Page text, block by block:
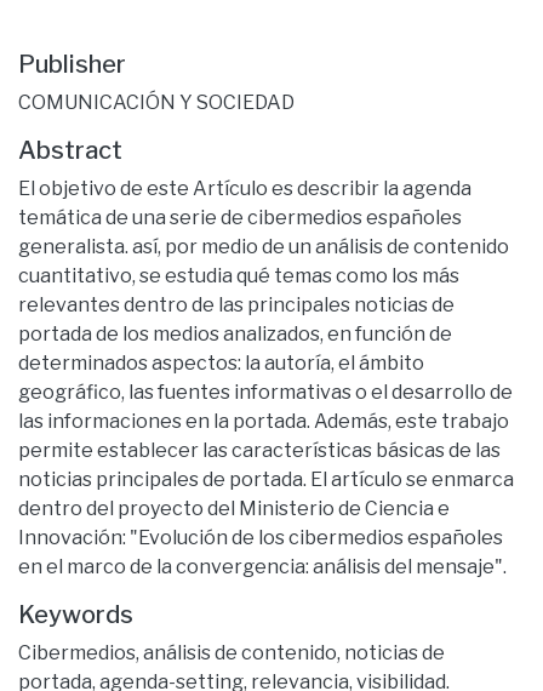
Publisher
COMUNICACIÓN Y SOCIEDAD
Abstract
El objetivo de este Artículo es describir la agenda
temática de una serie de cibermedios españoles
generalista. así, por medio de un análisis de contenido
cuantitativo, se estudia qué temas como los más
relevantes dentro de las principales noticias de
portada de los medios analizados, en función de
determinados aspectos: la autoría, el ámbito
geográfico, las fuentes informativas o el desarrollo de
las informaciones en la portada. Además, este trabajo
permite establecer las características básicas de las
noticias principales de portada. El artículo se enmarca
dentro del proyecto del Ministerio de Ciencia e
Innovación: "Evolución de los cibermedios españoles
en el marco de la convergencia: análisis del mensaje".
Keywords
Cibermedios, análisis de contenido, noticias de
portada, agenda-setting, relevancia, visibilidad.